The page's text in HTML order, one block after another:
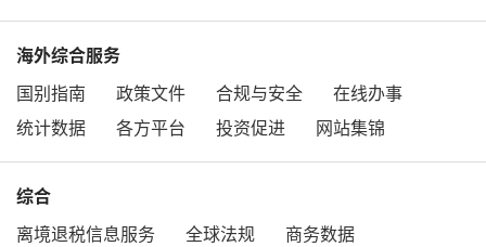
海外综合服务
国别指南
政策文件 合规与安全
在线办事
统计数据
各方平台 投资促进 网站集锦
综合
离境退税信息服务
全球法规
商务数据